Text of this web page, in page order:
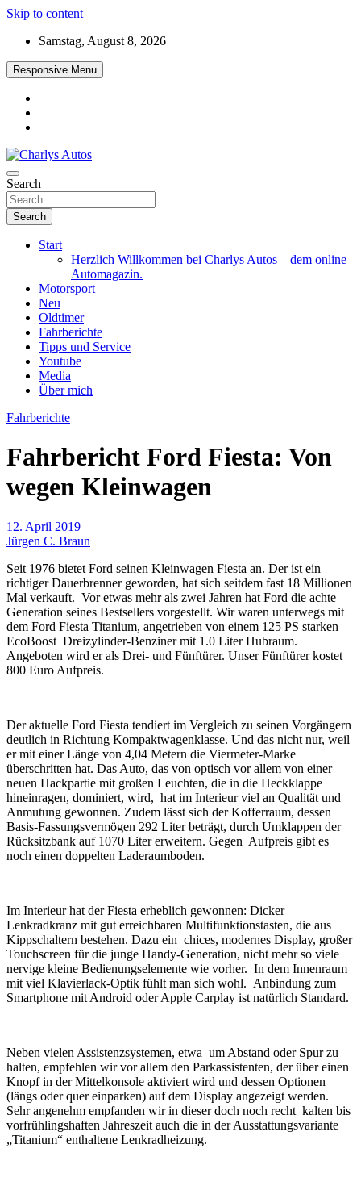
Skip to content
Samstag, August 8, 2026
Responsive Menu
Charlys Autos
Das neue Automagazin – global. regional. informativ. interaktiv
Search
Search
Start
Herzlich Willkommen bei Charlys Autos – dem online
Automagazin.
Motorsport
Neu
Oldtimer
Fahrberichte
Tipps und Service
Youtube
Media
Über mich
Fahrberichte
Fahrbericht Ford Fiesta: Von
wegen Kleinwagen
12. April 2019
Jürgen C. Braun
Seit 1976 bietet Ford seinen Kleinwagen Fiesta an. Der ist ein
richtiger Dauerbrenner geworden, hat sich seitdem fast 18 Millionen
Mal verkauft. Vor etwas mehr als zwei Jahren hat Ford die achte
Generation seines Bestsellers vorgestellt. Wir waren unterwegs mit
dem Ford Fiesta Titanium, angetrieben von einem 125 PS starken
EcoBoost Dreizylinder-Benziner mit 1.0 Liter Hubraum.
Angeboten wird er als Drei- und Fünftürer. Unser Fünftürer kostet
800 Euro Aufpreis.
Der aktuelle Ford Fiesta tendiert im Vergleich zu seinen Vorgängern
deutlich in Richtung Kompaktwagenklasse. Und das nicht nur, weil
er mit einer Länge von 4,04 Metern die Viermeter-Marke
überschritten hat. Das Auto, das von optisch vor allem von einer
neuen Hackpartie mit großen Leuchten, die in die Heckklappe
hineinragen, dominiert, wird, hat im Interieur viel an Qualität und
Anmutung gewonnen. Zudem lässt sich der Kofferraum, dessen
Basis-Fassungsvermögen 292 Liter beträgt, durch Umklappen der
Rücksitzbank auf 1070 Liter erweitern. Gegen Aufpreis gibt es
noch einen doppelten Laderaumboden.
Im Interieur hat der Fiesta erheblich gewonnen: Dicker
Lenkradkranz mit gut erreichbaren Multifunktionstasten, die aus
Kippschaltern bestehen. Dazu ein chices, modernes Display, großer
Touchscreen für die junge Handy-Generation, nicht mehr so viele
nervige kleine Bedienungselemente wie vorher. In dem Innenraum
mit viel Klavierlack-Optik fühlt man sich wohl. Anbindung zum
Smartphone mit Android oder Apple Carplay ist natürlich Standard.
Neben vielen Assistenzsystemen, etwa um Abstand oder Spur zu
halten, empfehlen wir vor allem den Parkassistenten, der über einen
Knopf in der Mittelkonsole aktiviert wird und dessen Optionen
(längs oder quer einparken) auf dem Display angezeigt werden.
Sehr angenehm empfanden wir in dieser doch noch recht kalten bis
vorfrühlingshaften Jahreszeit auch die in der Ausstattungsvariante
„Titanium“ enthaltene Lenkradheizung.